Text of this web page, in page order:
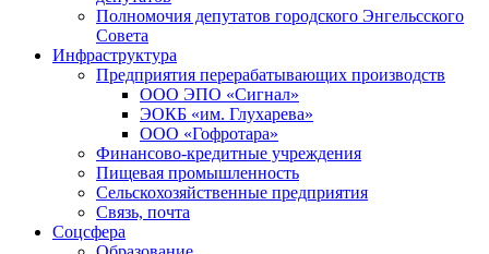
Полномочия депутатов городского Энгельсского
Совета
Инфраструктура
Предприятия перерабатывающих производств
ООО ЭПО «Сигнал»
ЭОКБ «им. Глухарева»
ООО «Гофротара»
Финансово-кредитные учреждения
Пищевая промышленность
Сельскохозяйственные предприятия
Связь, почта
Соцсфера